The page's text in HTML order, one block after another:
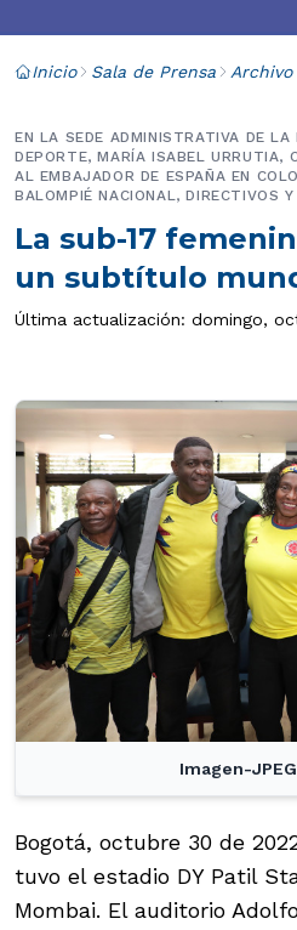
Inicio Sala de Prensa
La sub-17
un subtítulo
EN LA SEDE ADMINISTRATIVA DE
DEPORTE, MARÍA ISABEL URRUTIA,
AL EMBAJADOR DE ESPAÑA EN
BALOMPIÉ NACIONAL, DIRECTIVOS Y
Última actualización: domingo,
Imagen-
Bogotá, octubre 30 de
tuvo el estadio DY Patil
Mombai. El auditorio